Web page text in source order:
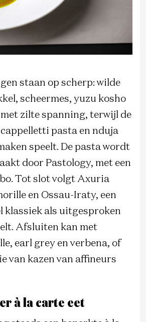
staan op scherp: wilde
scheermes, yuzu kosho
met zilte spanning, terwijl de
pasta en nduja
speelt. De pasta wordt
door Pastology, met een
Tot slot volgt Axuria
en Ossau-Iraty, een
klassiek als uitgesproken
Afsluiten kan met
earl grey en verbena, of
van kazen van affineurs
à la carte eet